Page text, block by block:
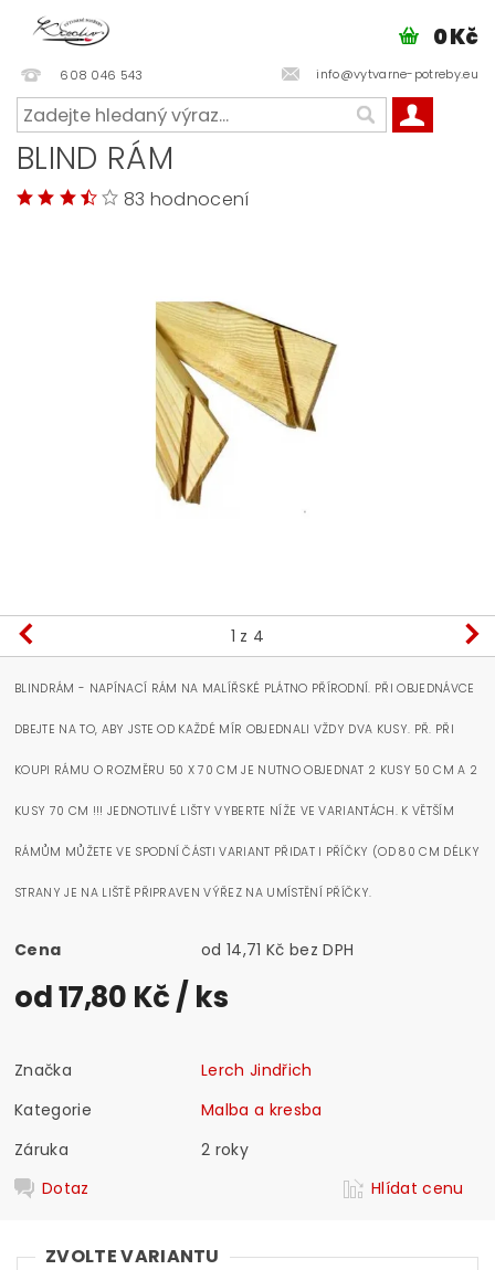
608 046 543 info@vytvarne-potreby.eu
0 Kč
BLIND RÁM
83 hodnocení
1 z 4
BLINDRÁM - NAPÍNACÍ RÁM NA MALÍŘSKÉ PLÁTNO PŘÍRODNÍ. PŘI OBJEDNÁVCE
DBEJTE NA TO, ABY JSTE OD KAŽDÉ MÍR OBJEDNALI VŽDY DVA KUSY. PŘ. PŘI
KOUPI RÁMU O ROZMĚRU 50 X 70 CM JE NUTNO OBJEDNAT 2 KUSY 50 CM A 2
KUSY 70 CM !!! JEDNOTLIVÉ LIŠTY VYBERTE NÍŽE VE VARIANTÁCH. K VĚTŠÍM
RÁMŮM MŮŽETE VE SPODNÍ ČÁSTI VARIANT PŘIDAT I PŘÍČKY (OD 80 CM DÉLKY
STRANY JE NA LIŠTĚ PŘIPRAVEN VÝŘEZ NA UMÍSTĚNÍ PŘÍČKY.
Cena od 14,71 Kč bez DPH
od 17,80 Kč/ ks
Značka
Lerch Jindřich
Kategorie
Malba a kresba
Záruka
2 roky
Dotaz
Hlídat cenu
ZVOLTE VARIANTU